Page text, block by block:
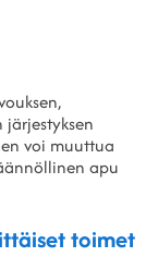
voi muuttua
apu
toimet